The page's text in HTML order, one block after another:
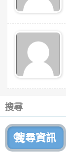
搜尋